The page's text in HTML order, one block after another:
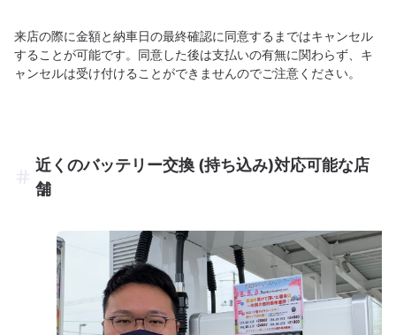
来店の際に金額と納車日の最終確認に同意するまではキャンセル
することが可能です。同意した後は支払いの有無に関わらず、キ
ャンセルは受け付けることができませんのでご注意ください。
近くのバッテリー交換 (持ち込み)対応可能な店
舗